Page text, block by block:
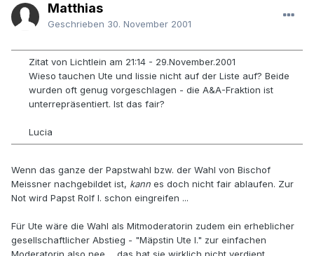
Matthias
Geschrieben 30. November 2001
Zitat von Lichtlein am 21:14 - 29.November.2001
Wieso tauchen Ute und lissie nicht auf der Liste auf? Beide
wurden oft genug vorgeschlagen - die A&A-Fraktion ist
unterrepräsentiert. Ist das fair?
Lucia
Wenn das ganze der Papstwahl bzw. der Wahl von Bischof
Meissner nachgebildet ist, kann es doch nicht fair ablaufen. Zur
Not wird Papst Rolf I. schon eingreifen ...
Für Ute wäre die Wahl als Mitmoderatorin zudem ein erheblicher
gesellschaftlicher Abstieg - "Mäpstin Ute I." zur einfachen